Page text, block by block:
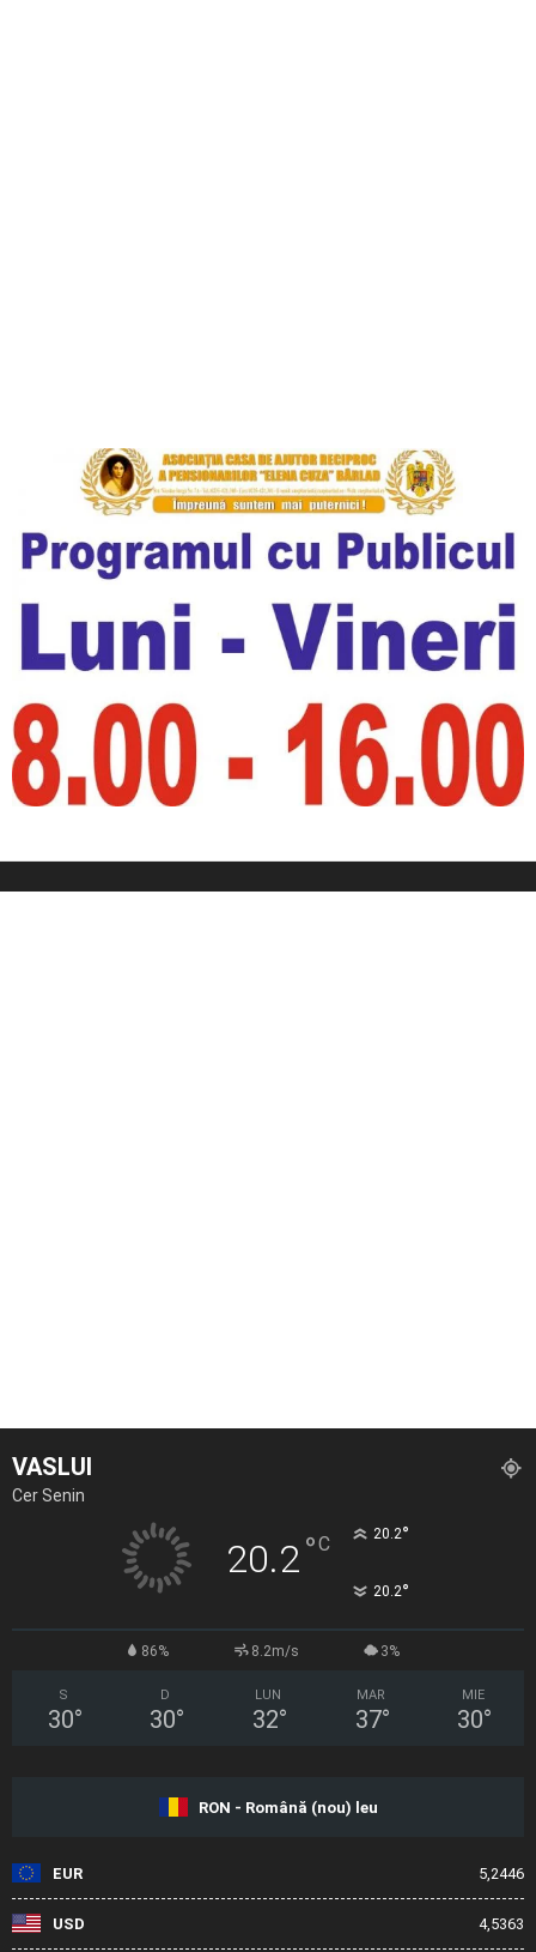
VASLUI
Cer Senin
20.2°C 20.2°
20.2°
86% 8.2m/s 3%
S
30°
D
30°
LUN
32°
MAR
37°
MIE
30°
RON - Română (nou) leu
EUR 5,2446
USD 4,5363